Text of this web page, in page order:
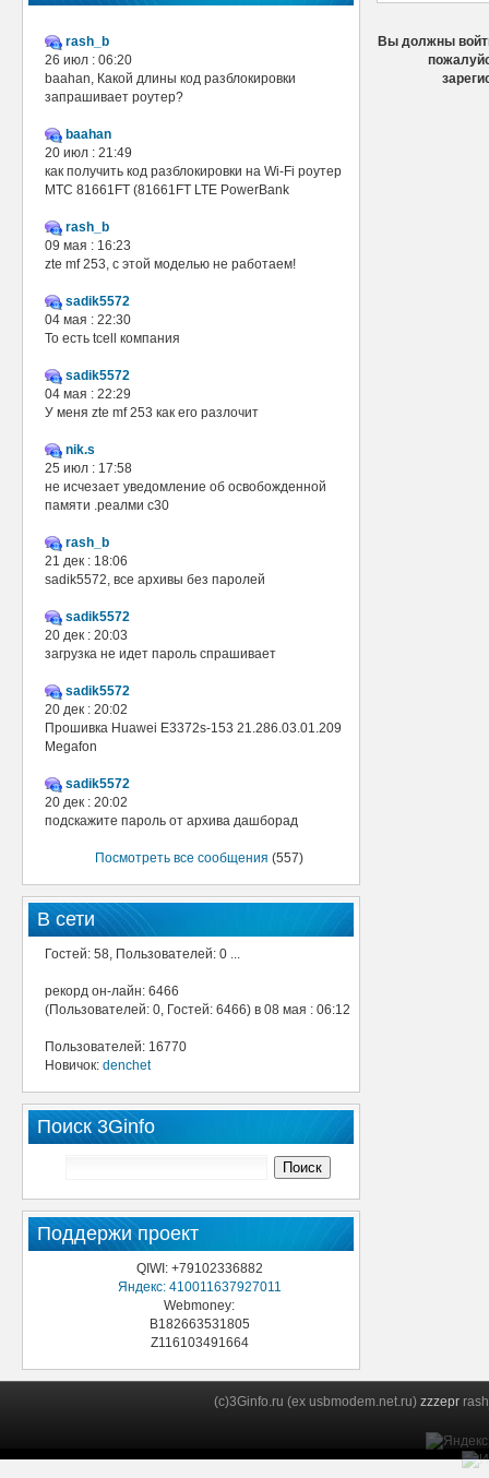
rash_b
26 июл : 06:20
baahan, Какой длины код разблокировки
запрашивает роутер?
baahan
20 июл : 21:49
как получить код разблокировки на Wi-Fi роутер
МТС 81661FT (81661FT LTE PowerBank
rash_b
09 мая : 16:23
zte mf 253, с этой моделью не работаем!
sadik5572
04 мая : 22:30
То есть tcell компания
sadik5572
04 мая : 22:29
У меня zte mf 253 как его разлочит
nik.s
25 июл : 17:58
не исчезает уведомление об освобожденной
памяти .реалми с30
rash_b
21 дек : 18:06
sadik5572, все архивы без паролей
sadik5572
20 дек : 20:03
загрузка не идет пароль спрашивает
sadik5572
20 дек : 20:02
Прошивка Huawei E3372s-153 21.286.03.01.209
Megafon
sadik5572
20 дек : 20:02
подскажите пароль от архива дашборад
Посмотреть все сообщения (557)
В сети
Гостей: 58, Пользователей: 0 ...
рекорд он-лайн: 6466
(Пользователей: 0, Гостей: 6466) в 08 мая : 06:12
Пользователей: 16770
Новичок: denchet
Поиск 3Ginfo
Поддержи проект
QIWI: +79102336882
Яндекс: 410011637927011
Webmoney:
B182663531805
Z116103491664
Вы должны
(c)3Ginfo.ru (ex usbmodem.net.ru) zzzepr